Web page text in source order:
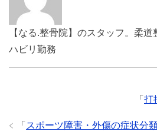
【なる.整骨院】のスタッフ。柔
ハビリ勤務
「 打
「 スポーツ障害・外傷の症状分